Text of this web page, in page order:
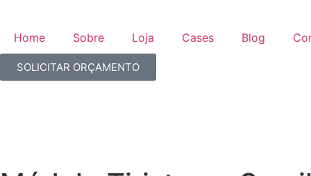
Home Sobre Loja Cases Blog
SOLICITAR ORÇAMENTO